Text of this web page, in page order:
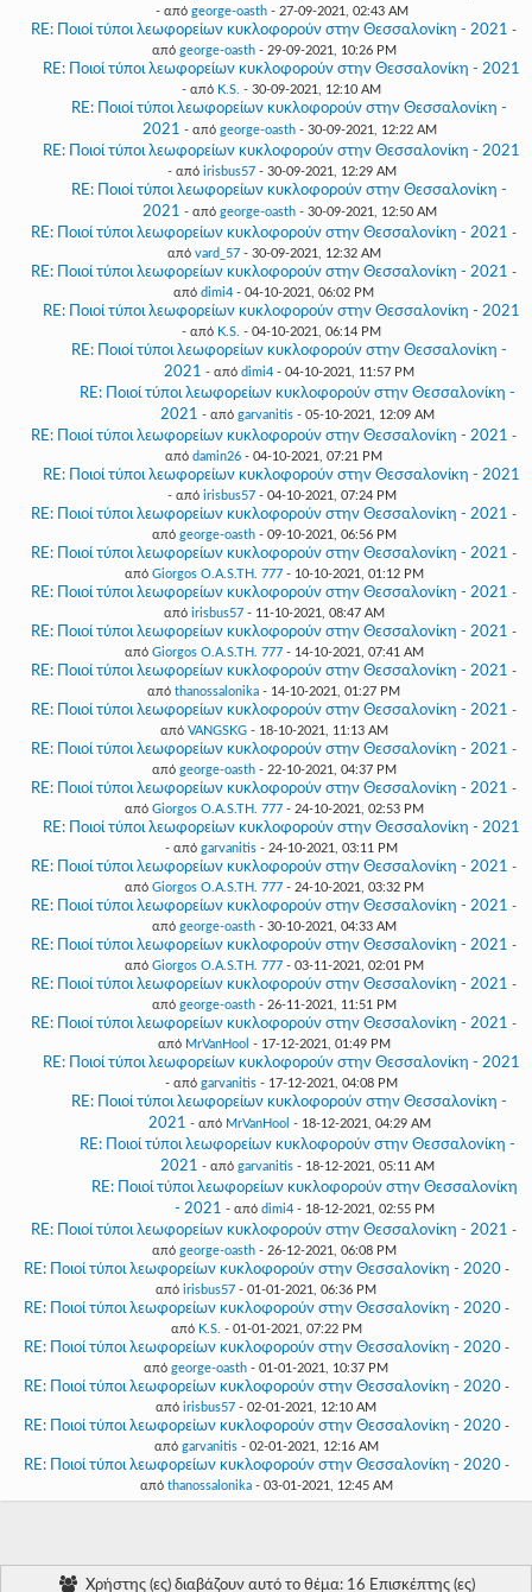
- από george-oasth- 27-09-2021, 02:43 AM
RE: Ποιοί τύποι λεωφορείων κυκλοφορούν στην Θεσσαλονίκη - 2021 -
από george-oasth- 29-09-2021, 10:26 PM
RE: Ποιοί τύποι λεωφορείων κυκλοφορούν στην Θεσσαλονίκη - 2021
- από K.S. - 30-09-2021, 12:10 AM
RE: Ποιοί τύποι λεωφορείων κυκλοφορούν στην Θεσσαλονίκη -
2021 - από george-oasth- 30-09-2021, 12:22 AM
RE: Ποιοί τύποι λεωφορείων κυκλοφορούν στην Θεσσαλονίκη - 2021
- από irisbus57- 30-09-2021, 12:29 AM
RE: Ποιοί τύποι λεωφορείων κυκλοφορούν στην Θεσσαλονίκη -
2021 - από george-oasth- 30-09-2021, 12:50 AM
RE: Ποιοί τύποι λεωφορείων κυκλοφορούν στην Θεσσαλονίκη - 2021 -
από vard_57- 30-09-2021, 12:32 AM
RE: Ποιοί τύποι λεωφορείων κυκλοφορούν στην Θεσσαλονίκη - 2021 -
από dimi4 - 04-10-2021, 06:02 PM
RE: Ποιοί τύποι λεωφορείων κυκλοφορούν στην Θεσσαλονίκη - 2021
- από K.S. - 04-10-2021, 06:14 PM
RE: Ποιοί τύποι λεωφορείων κυκλοφορούν στην Θεσσαλονίκη -
2021 - από dimi4 - 04-10-2021, 11:57 PM
RE: Ποιοί τύποι λεωφορείων κυκλοφορούν στην Θεσσαλονίκη -
2021 - από garvanitis- 05-10-2021, 12:09 AM
RE: Ποιοί τύποι λεωφορείων κυκλοφορούν στην Θεσσαλονίκη - 2021 -
από damin26 - 04-10-2021, 07:21 PM
RE: Ποιοί τύποι λεωφορείων κυκλοφορούν στην Θεσσαλονίκη - 2021
- από irisbus57- 04-10-2021, 07:24 PM
RE: Ποιοί τύποι λεωφορείων κυκλοφορούν στην Θεσσαλονίκη - 2021 -
από george-oasth- 09-10-2021, 06:56 PM
RE: Ποιοί τύποι λεωφορείων κυκλοφορούν στην Θεσσαλονίκη - 2021 -
από Giorgos O.A.S.TH. 777- 10-10-2021, 01:12 PM
RE: Ποιοί τύποι λεωφορείων κυκλοφορούν στην Θεσσαλονίκη - 2021 -
από irisbus57- 11-10-2021, 08:47 AM
RE: Ποιοί τύποι λεωφορείων κυκλοφορούν στην Θεσσαλονίκη - 2021 -
από Giorgos O.A.S.TH. 777- 14-10-2021, 07:41 AM
RE: Ποιοί τύποι λεωφορείων κυκλοφορούν στην Θεσσαλονίκη - 2021 -
από thanossalonika - 14-10-2021, 01:27 PM
RE: Ποιοί τύποι λεωφορείων κυκλοφορούν στην Θεσσαλονίκη - 2021 -
από VANGSKG- 18-10-2021, 11:13 AM
RE: Ποιοί τύποι λεωφορείων κυκλοφορούν στην Θεσσαλονίκη - 2021 -
από george-oasth- 22-10-2021, 04:37 PM
RE: Ποιοί τύποι λεωφορείων κυκλοφορούν στην Θεσσαλονίκη - 2021 -
από Giorgos O.A.S.TH. 777- 24-10-2021, 02:53 PM
RE: Ποιοί τύποι λεωφορείων κυκλοφορούν στην Θεσσαλονίκη - 2021
- από garvanitis - 24-10-2021, 03:11 PM
RE: Ποιοί τύποι λεωφορείων κυκλοφορούν στην Θεσσαλονίκη - 2021 -
από Giorgos O.A.S.TH. 777- 24-10-2021, 03:32 PM
RE: Ποιοί τύποι λεωφορείων κυκλοφορούν στην Θεσσαλονίκη - 2021 -
από george-oasth- 30-10-2021, 04:33 AM
RE: Ποιοί τύποι λεωφορείων κυκλοφορούν στην Θεσσαλονίκη - 2021 -
από Giorgos O.A.S.TH. 777- 03-11-2021, 02:01 PM
RE: Ποιοί τύποι λεωφορείων κυκλοφορούν στην Θεσσαλονίκη - 2021 -
από george-oasth- 26-11-2021, 11:51 PM
RE: Ποιοί τύποι λεωφορείων κυκλοφορούν στην Θεσσαλονίκη - 2021 -
από MrVanHool - 17-12-2021, 01:49 PM
RE: Ποιοί τύποι λεωφορείων κυκλοφορούν στην Θεσσαλονίκη - 2021
- από garvanitis - 17-12-2021, 04:08 PM
RE: Ποιοί τύποι λεωφορείων κυκλοφορούν στην Θεσσαλονίκη -
2021 - από MrVanHool - 18-12-2021, 04:29 AM
RE: Ποιοί τύποι λεωφορείων κυκλοφορούν στην Θεσσαλονίκη -
2021 - από garvanitis- 18-12-2021, 05:11 AM
RE: Ποιοί τύποι λεωφορείων κυκλοφορούν στην Θεσσαλονίκη
- 2021 - από dimi4 - 18-12-2021, 02:55 PM
RE: Ποιοί τύποι λεωφορείων κυκλοφορούν στην Θεσσαλονίκη - 2021 -
από george-oasth- 26-12-2021, 06:08 PM
RE: Ποιοί τύποι λεωφορείων κυκλοφορούν στην Θεσσαλονίκη - 2020 -
από irisbus57 - 01-01-2021, 06:36 PM
RE: Ποιοί τύποι λεωφορείων κυκλοφορούν στην Θεσσαλονίκη - 2020 -
από K.S. - 01-01-2021, 07:22 PM
RE: Ποιοί τύποι λεωφορείων κυκλοφορούν στην Θεσσαλονίκη - 2020 -
από george-oasth - 01-01-2021, 10:37 PM
RE: Ποιοί τύποι λεωφορείων κυκλοφορούν στην Θεσσαλονίκη - 2020 -
από irisbus57 - 02-01-2021, 12:10 AM
RE: Ποιοί τύποι λεωφορείων κυκλοφορούν στην Θεσσαλονίκη - 2020 -
από garvanitis- 02-01-2021, 12:16 AM
RE: Ποιοί τύποι λεωφορείων κυκλοφορούν στην Θεσσαλονίκη - 2020 -
από thanossalonika- 03-01-2021, 12:45 AM
Χρήστης (ες) διαβάζουν αυτό το θέμα: 16 Επισκέπτης (ες)